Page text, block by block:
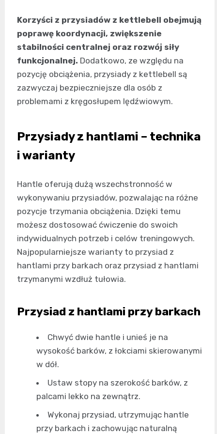
Korzyści z przysiadów z kettlebell obejmują
poprawę koordynacji, zwiększenie
stabilności centralnej oraz rozwój siły
funkcjonalnej. Dodatkowo, ze względu na
pozycję obciążenia, przysiady z kettlebell są
zazwyczaj bezpieczniejsze dla osób z
problemami z kręgosłupem lędźwiowym.
Przysiady z hantlami – technika
i warianty
Hantle oferują dużą wszechstronność w
wykonywaniu przysiadów, pozwalając na różne
pozycje trzymania obciążenia. Dzięki temu
możesz dostosować ćwiczenie do swoich
indywidualnych potrzeb i celów treningowych.
Najpopularniejsze warianty to przysiad z
hantlami przy barkach oraz przysiad z hantlami
trzymanymi wzdłuż tułowia.
Przysiad z hantlami przy barkach
Chwyć dwie hantle i unieś je na
wysokość barków, z łokciami skierowanymi
w dół.
Ustaw stopy na szerokość barków, z
palcami lekko na zewnątrz.
Wykonaj przysiad, utrzymując hantle
przy barkach i zachowując naturalną